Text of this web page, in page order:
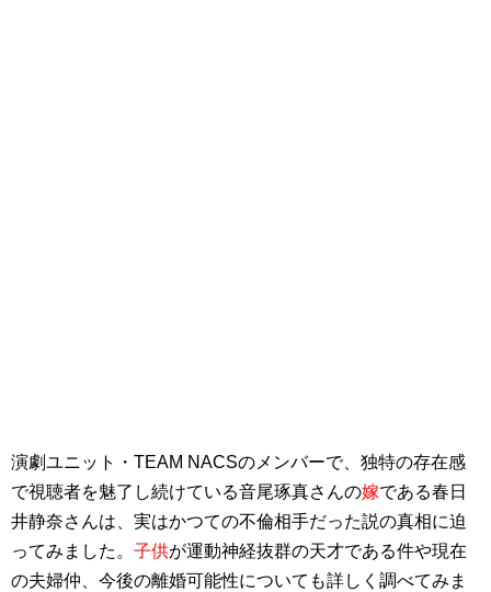
演劇ユニット・TEAM NACSのメンバーで、独特の存在感
で視聴者を魅了し続けている音尾琢真さんの嫁である春日
井静奈さんは、実はかつての不倫相手だった説の真相に迫
ってみました。 子供が運動神経抜群の天才である件や現在
の夫婦仲、今後の離婚可能性についても詳しく調べてみま